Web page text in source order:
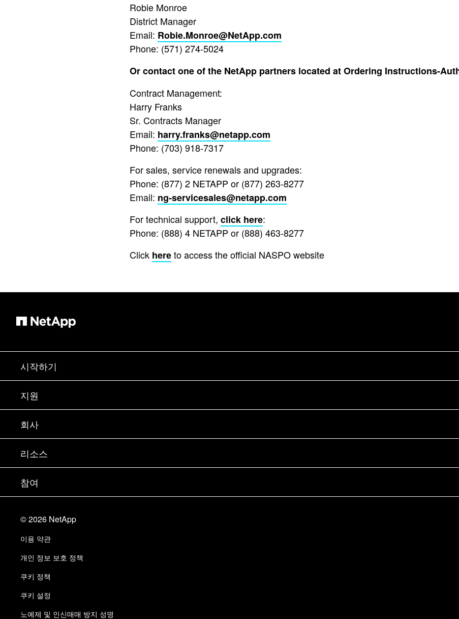
Robie Monroe
District Manager
Email: Robie.Monroe@NetApp.com
Phone: (571) 274-5024
Or contact one of the NetApp partners located at Ordering Instructions-
Contract Management:
Harry Franks
Sr. Contracts Manager
Email: harry.franks@netapp.com
Phone: (703) 918-7317
For sales, service renewals and upgrades:
Phone: (877) 2 NETAPP or (877) 263-8277
Email: ng-servicesales@netapp.com
For technical support, click here:
Phone: (888) 4 NETAPP or (888) 463-8277
Click hereto access the official NASPO website
시작하기
구입 방법
세일즈 팀 연락처
파트너 찾기
경영진 브리핑
제품 소개
지원
지원
교육
설명서
커뮤니티
알아보기
회사
회사
파트너
채용
Trust Center
책임 및 지속가능성
품질 인증
NetApp Instaclustr
리소스
뉴스룸
이벤트
블로그
고객 경험
고객 사례
참여
사이트 피드백
액세스 가능성
이메일 구독
©2026 NetApp
이용 약관
개인 정보 보호 정책
쿠키 정책
쿠키 설정
노예제 및 인신매매 방지 성명